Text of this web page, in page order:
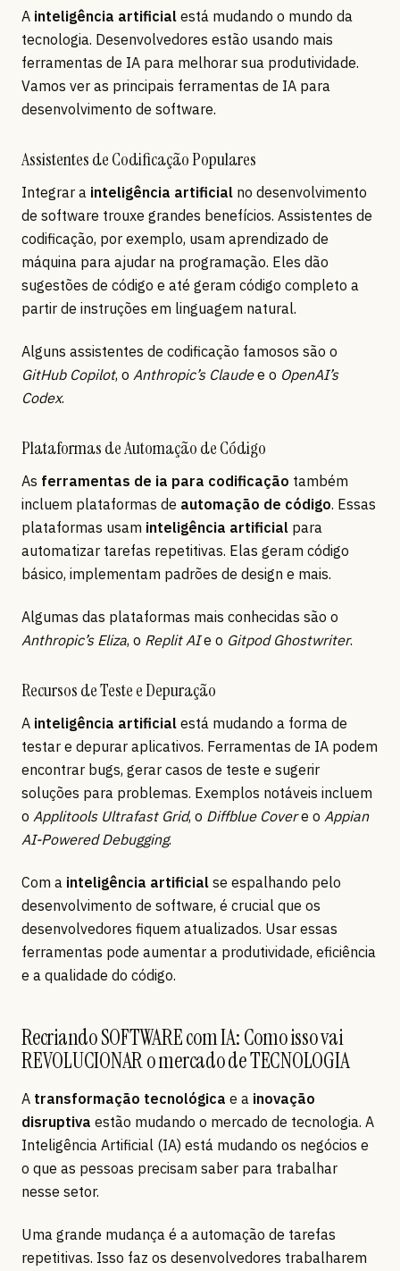
A inteligência artificial está mudando o mundo da
tecnologia. Desenvolvedores estão usando mais
ferramentas de IA para melhorar sua produtividade.
Vamos ver as principais ferramentas de IA para
desenvolvimento de software.
Assistentes de Codificação Populares
Integrar a inteligência artificial no desenvolvimento
de software trouxe grandes benefícios. Assistentes de
codificação, por exemplo, usam aprendizado de
máquina para ajudar na programação. Eles dão
sugestões de código e até geram código completo a
partir de instruções em linguagem natural.
Alguns assistentes de codificação famosos são o
GitHub Copilot, o Anthropic’s Claudee o OpenAI’s
Codex.
Plataformas de Automação de Código
As ferramentas de ia para codificação também
incluem plataformas de automação de código. Essas
plataformas usam inteligência artificial para
automatizar tarefas repetitivas. Elas geram código
básico, implementam padrões de design e mais.
Algumas das plataformas mais conhecidas são o
Anthropic’s Eliza, o Replit AIe o Gitpod Ghostwriter.
Recursos de Teste e Depuração
A inteligência artificial está mudando a forma de
testar e depurar aplicativos. Ferramentas de IA podem
encontrar bugs, gerar casos de teste e sugerir
soluções para problemas. Exemplos notáveis incluem
o Applitools Ultrafast Grid, o Diffblue Covere o Appian
AI-Powered Debugging.
Com a inteligência artificial se espalhando pelo
desenvolvimento de software, é crucial que os
desenvolvedores fiquem atualizados. Usar essas
ferramentas pode aumentar a produtividade, eficiência
e a qualidade do código.
Recriando SOFTWARE com IA: Como isso vai
REVOLUCIONAR o mercado de TECNOLOGIA
A transformação tecnológica e a inovação
disruptiva estão mudando o mercado de tecnologia. A
Inteligência Artificial (IA) está mudando os negócios e
o que as pessoas precisam saber para trabalhar
nesse setor.
Uma grande mudança é a automação de tarefas
repetitivas. Isso faz os desenvolvedores trabalharem